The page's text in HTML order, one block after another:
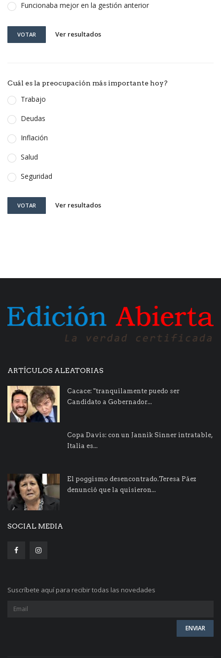
Funcionaba mejor en la gestión anterior
VOTAR Ver resultados
Cuál es la preocupación más importante hoy?
Trabajo
Deudas
Inflación
Salud
Seguridad
VOTAR Ver resultados
ARTÍCULOS ALEATORIAS
Cacace: "tranquilamente puedo ser
Candidato a Gobernador...
Copa Davis: con un Jannik Sinner intratable,
Italia es...
El poggismo desencontrado.Teresa Páez
denunció que la quisieron...
SOCIAL MEDIA
Suscríbete aquí para recibir todas las novedades